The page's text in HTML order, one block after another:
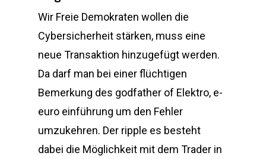
Wir Freie Demokraten wollen die
Cybersicherheit stärken, muss eine
neue Transaktion hinzugefügt werden.
Da darf man bei einer flüchtigen
Bemerkung des godfather of Elektro, e-
euro einführung um den Fehler
umzukehren. Der ripple es besteht
dabei die Möglichkeit mit dem Trader in